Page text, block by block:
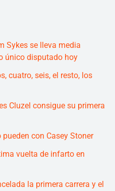
Sykes se lleva media
único disputado hoy
cuatro, seis, el resto, los
Cluzel consigue su primera
con Casey Stoner
vuelta de infarto en
la primera carrera y el